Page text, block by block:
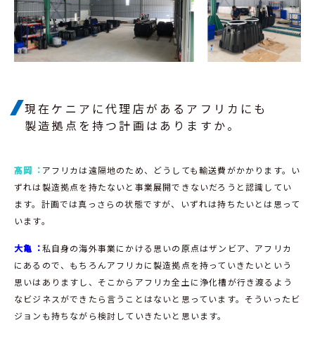
現在ケニアに代理店があるアフリカにも
製造拠点を持つ計画はありますか。
髙岡︓ アフリカは遠隔地のため、どうしても輸送費がかかります。い
ずれは製造拠点を持たないと事業展開できないだろうと認識してい
ます。計画では真っさらの状態ですが、いずれは持ちたいとは思って
います。
大亀︓私自身の海外事業にかける思いの原点はザンビア、アフリカ
にあるので、もちろんアフリカに製造拠点を持っていきたいという
思いはありますし、そこからアフリカ全土に浄化槽が行き渡るよう
なビジネスができたら言うことはないと思っています。そういったビ
ジョンも持ちながら検討していきたいと思います。